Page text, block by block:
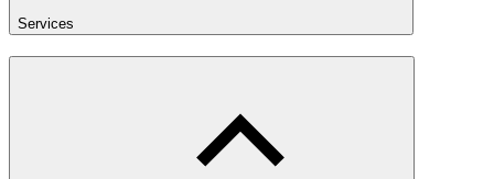
Services